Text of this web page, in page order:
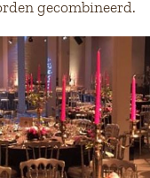
gecombineerd.